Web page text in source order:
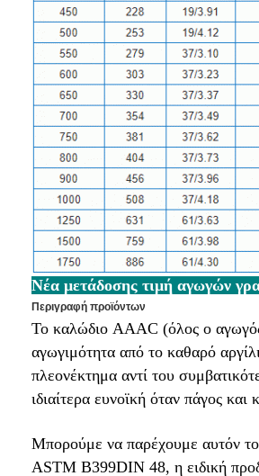
Νέα μετάδοσης τιμή αγωγών
Περιγραφή προϊόντων
Το καλώδιο AAAC (όλος ο
αγωγιμότητα από το καθαρό
πλεονέκτημα αντί του
ιδιαίτερα ευνοϊκή όταν πάγος και
Μπορούμε να παρέχουμε αυτόν
ASTM B399DIN 48, η ειδική